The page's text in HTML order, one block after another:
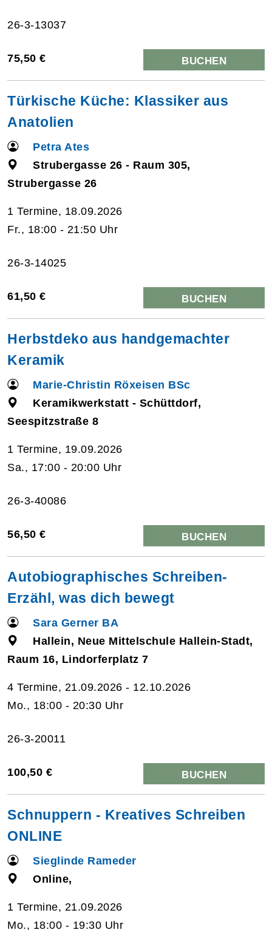
26-3-13037
75,50 € BUCHEN
Türkische Küche: Klassiker aus
Anatolien
Petra Ates
Strubergasse 26 - Raum 305,
Strubergasse 26
1 Termine, 18.09.2026
Fr., 18:00 - 21:50 Uhr
26-3-14025
61,50 € BUCHEN
Herbstdeko aus handgemachter
Keramik
Marie-Christin Röxeisen BSc
Keramikwerkstatt - Schüttdorf,
Seespitzstraße 8
1 Termine, 19.09.2026
Sa., 17:00 - 20:00 Uhr
26-3-40086
56,50 € BUCHEN
Autobiographisches Schreiben-
Erzähl, was dich bewegt
Sara Gerner BA
Hallein, Neue Mittelschule Hallein-Stadt,
Raum 16, Lindorferplatz 7
4 Termine, 21.09.2026 - 12.10.2026
Mo., 18:00 - 20:30 Uhr
26-3-20011
100,50 € BUCHEN
Schnuppern - Kreatives Schreiben
ONLINE
Sieglinde Rameder
Online,
1 Termine, 21.09.2026
Mo., 18:00 - 19:30 Uhr